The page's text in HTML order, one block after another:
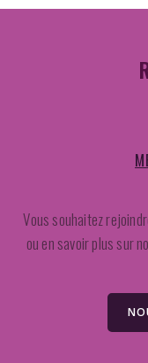
Vous souhaitez
ou en savoir plus sur